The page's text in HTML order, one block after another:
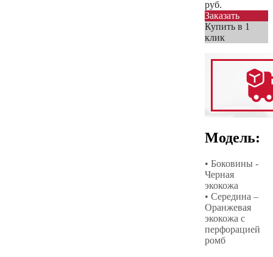
руб.
Заказать
Купить в 1
клик
Модель:
• Боковины -
Черная
экокожа
• Середина –
Оранжевая
экокожа с
перфорацией
ромб